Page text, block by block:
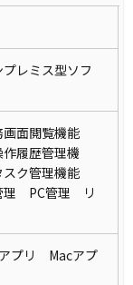
レミス型ソフ
面閲覧機能
履歴管理機
ク管理機能
理 PC管理 リ
プリ Macアプ